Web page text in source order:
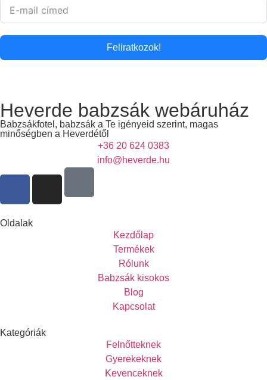
Feliratkozok!
Heverde babzsák webáruház
Babzsákfotel, babzsák a Te igényeid szerint, magas
minőségben a Heverdétől
+36 20 624 0383
info@heverde.hu
Oldalak
Kezdőlap
Termékek
Rólunk
Babzsák kisokos
Blog
Kapcsolat
Kategóriák
Felnőtteknek
Gyerekeknek
Kevenceknek